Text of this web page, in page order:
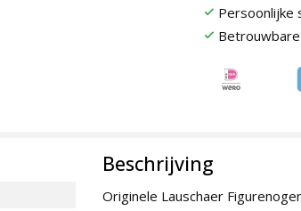
check Persoonlijke
check
Beschrijving
Originele Lauschaer